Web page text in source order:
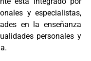
y especialistas,
en la enseñanza
personales y